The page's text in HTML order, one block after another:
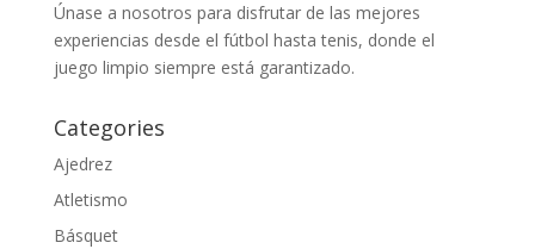
Únase a nosotros para disfrutar de las mejores
experiencias desde el fútbol hasta tenis, donde el
juego limpio siempre está garantizado.
Categories
Ajedrez
Atletismo
Básquet